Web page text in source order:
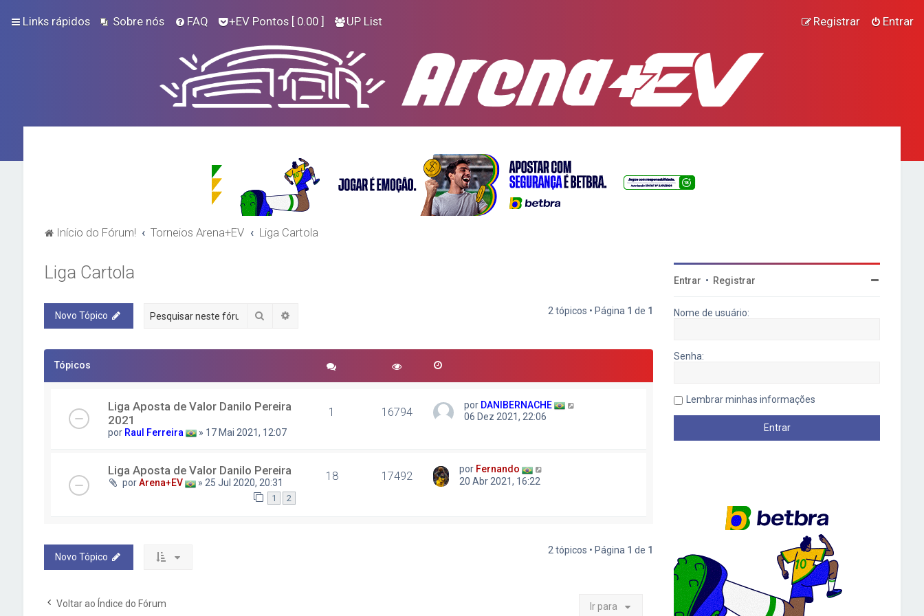
Links rápidos Sobre nós FAQ +EV Pontos [ 0.00 ] UP List Entrar
Registrar
Início do Fórum! Torneios Arena+EV Liga Cartola
Liga Cartola
Novo Tópico Pesquisar 2 tópicos • Página 1 de 1
Tópicos
Liga Aposta de Valor Danilo Pereira
2021
por Raul Ferreira » 17 Mai 2021, 12:07
1 16794 por DANIBERNACHE
06 Dez 2021, 22:06
Liga Aposta de Valor Danilo Pereira
porArena+EV » 25 Jul 2020, 20:31
1 2
18 17492 por Fernando
20 Abr 2021, 16:22
Novo Tópico
2 tópicos • Página 1 de 1
Voltar ao Índice do Fórum Ir para
Entrar • Registrar
Nome de usuário:
Senha:
Lembrar minhas informações